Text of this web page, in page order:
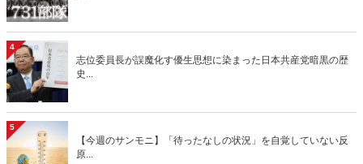
4
志位委員長が誤魔化す優生思想に染まった日本共産党暗黒の歴
史...
5
【今週のサンモニ】「待ったなしの状況」を自覚していない反
原...